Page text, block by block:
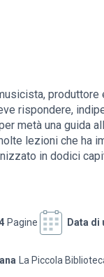
rispondere,
metà una
lezioni che ha
in dodici
personale
di qualcosa
permettere».
Pagine Data di
La Piccola